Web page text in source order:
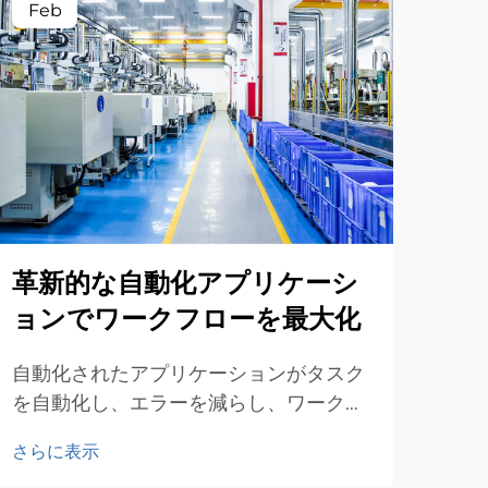
Feb
革新的な自動化アプリケーシ
ョンでワークフローを最大化
自動化されたアプリケーションがタスク
を自動化し、エラーを減らし、ワークフ
ジネス効率を高めるかをご覧ください。
さらに表示